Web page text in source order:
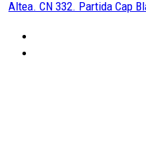
Altea. CN 332. Partida Cap